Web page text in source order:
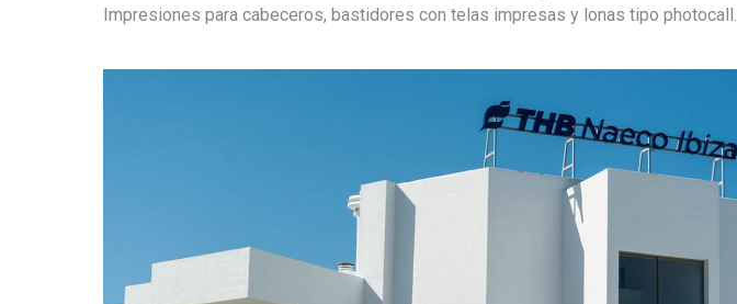
Impresiones para cabeceros, bastidores con telas impresas y lonas tipo photocall.